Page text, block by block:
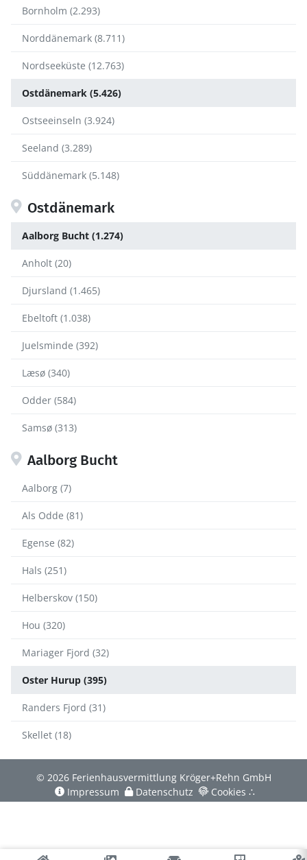
Bornholm (2.293)
Norddänemark (8.711)
Nordseeküste (12.763)
Ostdänemark (5.426)
Ostseeinseln (3.924)
Seeland (3.289)
Süddänemark (5.148)
Ostdänemark
Aalborg Bucht (1.274)
Anholt (20)
Djursland (1.465)
Ebeltoft (1.038)
Juelsminde (392)
Læsø (340)
Odder (584)
Samsø (313)
Aalborg Bucht
Aalborg (7)
Als Odde (81)
Egense (82)
Hals (251)
Helberskov (150)
Hou (320)
Mariager Fjord (32)
Oster Hurup (395)
Randers Fjord (31)
Skellet (18)
© 2026 Ferienhausvermittlung Kröger+Rehn GmbH
Impressum
Datenschutz Cookies ∴